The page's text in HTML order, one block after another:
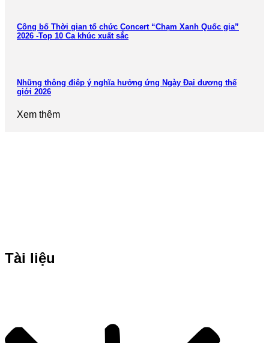
Công bố Thời gian tổ chức Concert “Chạm Xanh Quốc gia”
2026 -Top 10 Ca khúc xuất sắc
Những thông điệp ý nghĩa hưởng ứng Ngày Đại dương thế
giới 2026
Xem thêm
Tài liệu